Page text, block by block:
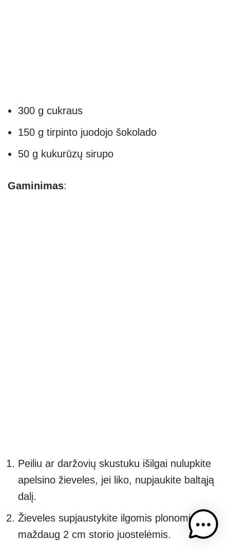
300 g cukraus
150 g tirpinto juodojo šokolado
50 g kukurūzų sirupo
Gaminimas:
Peiliu ar daržovių skustuku išilgai nulupkite
apelsino žieveles, jei liko, nupjaukite baltąją
dalį.
Žieveles supjaustykite ilgomis plonomis
maždaug 2 cm storio juostelėmis.